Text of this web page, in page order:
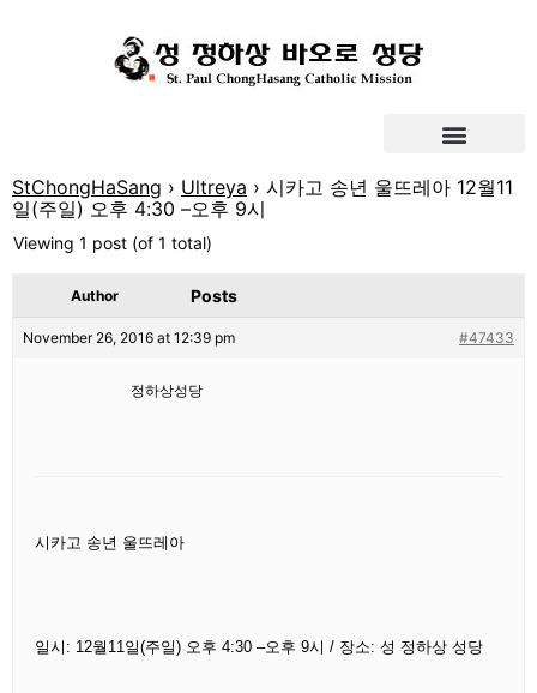
StChongHaSang › Ultreya › 시카고 송년 울뜨레아 12월11
일(주일) 오후 4:30 –오후 9시
Viewing 1 post (of 1 total)
Author Posts
November 26, 2016 at 12:39 pm #47433
정하상성당
시카고 송년 울뜨레아
일시: 12월11일(주일) 오후 4:30 –오후 9시 / 장소: 성 정하상 성당